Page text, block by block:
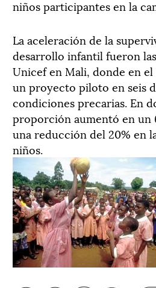
niños participantes en la
La aceleración de la
desarrollo infantil fueron
Unicef en Mali, donde en
un proyecto piloto en seis
condiciones precarias. En
proporción aumentó en un
una reducción del 20% en
niños.